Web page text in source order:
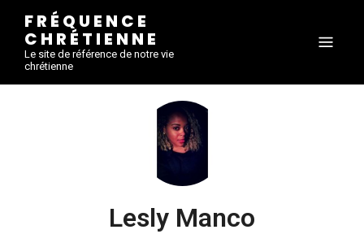
FRÉQUENCE
CHRÉTIENNE
Le site de référence de notre vie
chrétienne
Lesly Manco